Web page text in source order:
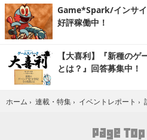
Game*Spark/インサ
好評稼働中！
【大喜利】『新種のゲ
とは？』回答募集中！
ホーム › 連載・特集 › イベントレポート ›